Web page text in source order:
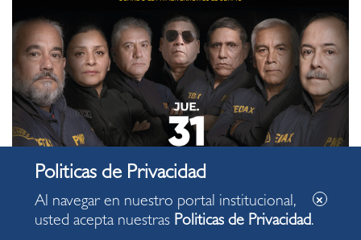
Al navegar en nuestro portal institucional,
usted acepta nuestras Politicas de Privacidad.